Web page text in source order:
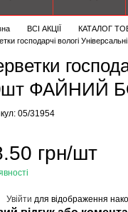
ВСІ АКЦІЇ КАТАЛОГ
господарчі вологі
ФАЙНИЙ
05/31954
грн/шт
Увійти для відображення